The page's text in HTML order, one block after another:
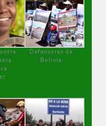
Defensoras de
Bolivia